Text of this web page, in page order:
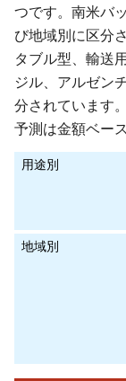
つです。南米バ
び地域別に区分
タブル型、輸送
ジル、アルゼン
分されています
予測は金額ベー
用途別
地域別